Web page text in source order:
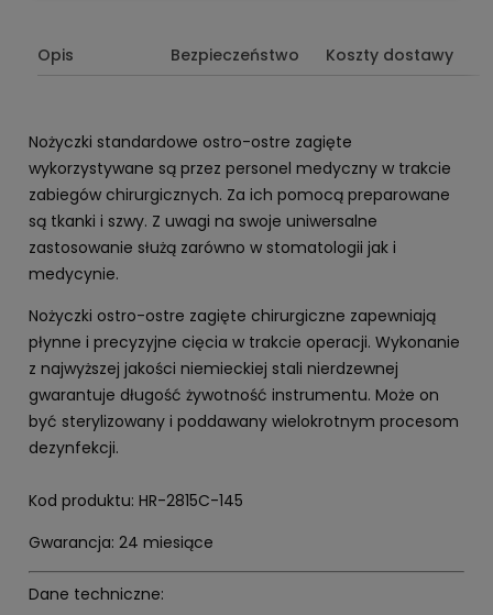
Opis Bezpieczeństwo Koszty dostawy
Nożyczki standardowe ostro-ostre zagięte
wykorzystywane są przez personel medyczny w trakcie
zabiegów chirurgicznych. Za ich pomocą preparowane
są tkanki i szwy. Z uwagi na swoje uniwersalne
zastosowanie służą zarówno w stomatologii jak i
medycynie.
Nożyczki ostro-ostre zagięte chirurgiczne zapewniają
płynne i precyzyjne cięcia w trakcie operacji. Wykonanie
z najwyższej jakości niemieckiej stali nierdzewnej
gwarantuje długość żywotność instrumentu. Może on
być sterylizowany i poddawany wielokrotnym procesom
dezynfekcji.
Kod produktu: HR-2815C-145
Gwarancja: 24 miesiące
Dane techniczne: